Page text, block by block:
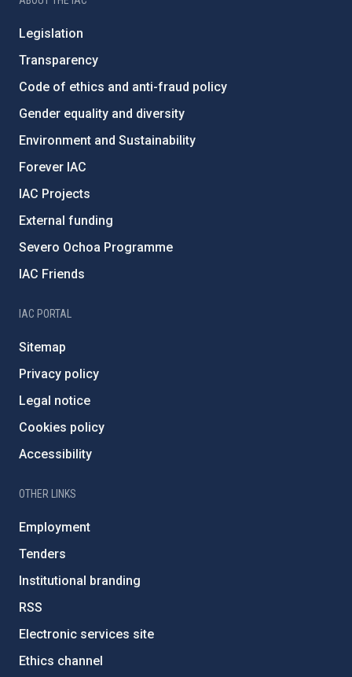
Legislation
Transparency
Code of ethics and anti-fraud policy
Gender equality and diversity
Environment and Sustainability
Forever IAC
IAC Projects
External funding
Severo Ochoa Programme
IAC Friends
IAC PORTAL
Sitemap
Privacy policy
Legal notice
Cookies policy
Accessibility
OTHER LINKS
Employment
Tenders
Institutional branding
RSS
Electronic services site
Ethics channel